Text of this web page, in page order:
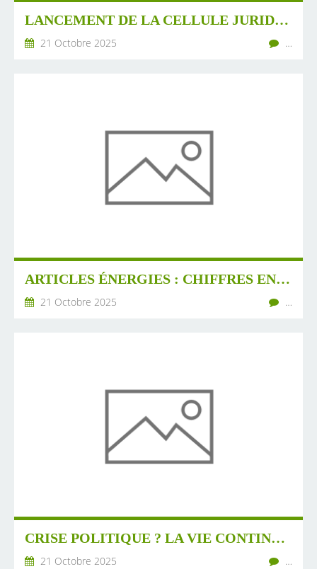
LANCEMENT DE LA CELLULE JURIDIQUE DE LA COORDINATION NATIONALE PHOTORÉVOLTÉE !
21 Octobre 2025 …
ARTICLES ÉNERGIES : CHIFFRES ENR, ÉOLIENNE, FOURS SOLAIRES, BATTERIES, ETC.
21 Octobre 2025 …
CRISE POLITIQUE ? LA VIE CONTINUE DANS NOS COMMUNES.
21 Octobre 2025 …